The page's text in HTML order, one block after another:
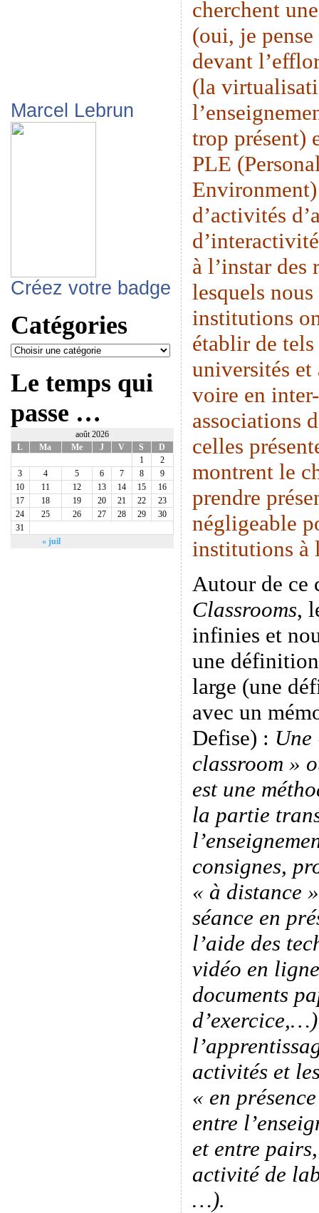
Marcel Lebrun
Créez votre badge
Catégories
Le temps qui
passe …
août 2026
L
Ma Me J V S D
« juil
1
2
3
4 5 6 7 8
9
10
11 12 13 14 15
16
17
18 19 20 21 22
23
24
25 26 27 28 29
30
31
cherchent
(oui, je pense
devant
(la
trop présent)
PLE
d’activités
à l’instar des
lesquels
institutions
établir de tels
universités et
voire en
associations
celles
montrent le
prendre
négligeable
institutions à
Autour de ce
Classrooms,
infinies et
une
large (une
avec un
Defise) :
classroom »
est une
la partie
consignes,
« à distance
séance en
l’aide des
vidéo en
documents
activités et
« en
entre
et entre
activité de
…).